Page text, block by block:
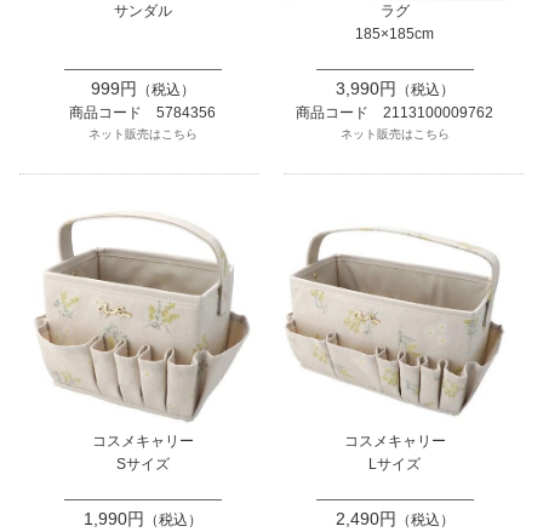
サンダル
999円
（税込）
商品コード 5784356
ネット販売はこちら
ラグ
185×185cm
3,990円
（税込）
商品コード 2113100009762
ネット販売はこちら
コスメキャリー
Sサイズ
1,990円
（税込）
コスメキャリー
Lサイズ
2,490円
（税込）